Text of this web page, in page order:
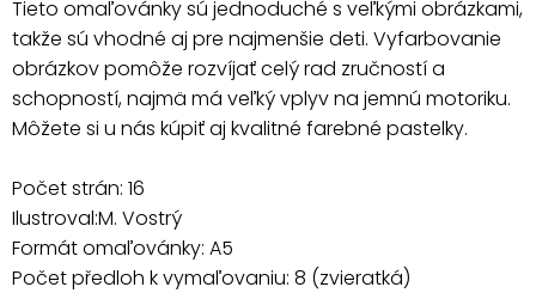
Tieto omaľovánky sú jednoduché s veľkými obrázkami,
takže sú vhodné aj pre najmenšie deti. Vyfarbovanie
obrázkov pomôže rozvíjať celý rad zručností a
schopností, najmä má veľký vplyv na jemnú motoriku.
Môžete si u nás kúpiť aj kvalitné farebné pastelky.
Počet strán: 16
Ilustroval:M. Vostrý
Formát omaľovánky: A5
Počet předloh k vymaľovaniu: 8 (zvieratká)